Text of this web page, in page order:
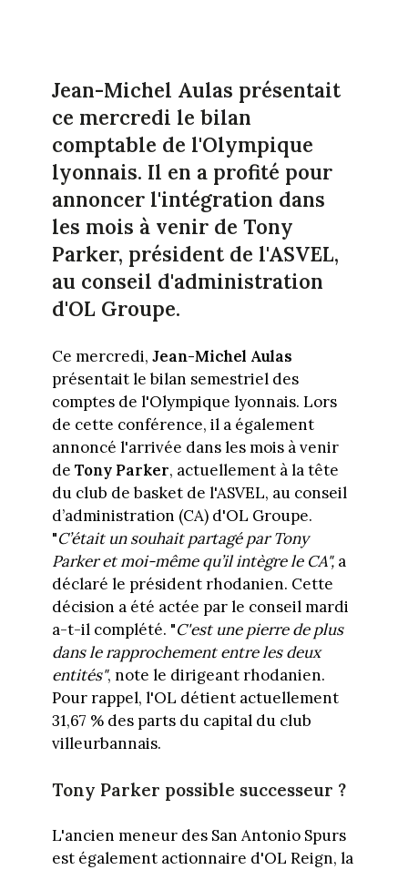
Jean-Michel Aulas présentait
ce mercredi le bilan
comptable de l'Olympique
lyonnais. Il en a profité pour
annoncer l'intégration dans
les mois à venir de Tony
Parker, président de l'ASVEL,
au conseil d'administration
d'OL Groupe.
Ce mercredi, Jean-Michel Aulas
présentait le bilan semestriel des
comptes de l'Olympique lyonnais. Lors
de cette conférence, il a également
annoncé l'arrivée dans les mois à venir
de Tony Parker, actuellement à la tête
du club de basket de l'ASVEL, au conseil
d’administration (CA) d'OL Groupe.
"C’était un souhait partagé par Tony
Parker et moi-même qu’il intègre le CA",a
déclaré le président rhodanien. Cette
décision a été actée par le conseil mardi
a-t-il complété. "C'est une pierre de plus
dans le rapprochement entre les deux
entités", note le dirigeant rhodanien.
Pour rappel, l'OL détient actuellement
31,67 % des parts du capital du club
villeurbannais.
Tony Parker possible successeur ?
L'ancien meneur des San Antonio Spurs
est également actionnaire d'OL Reign, la